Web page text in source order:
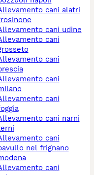
alatri
allevamento cani udine
cani
cani
cani
cani
narni
cani
nel frignano
cani